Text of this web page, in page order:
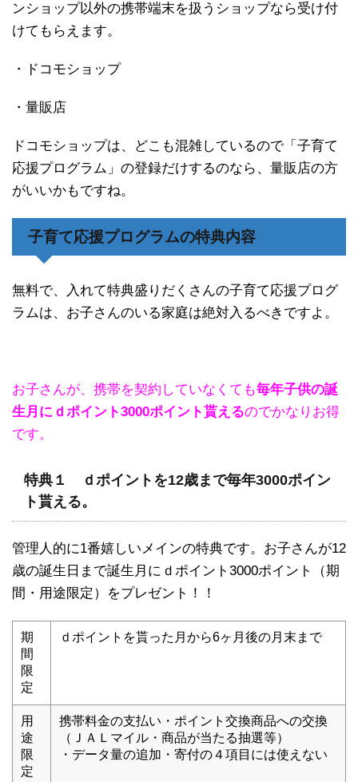
ンショップ以外の携帯端末を扱うショップなら受け付
けてもらえます。
・ドコモショップ
・量販店
ドコモショップは、どこも混雑しているので「子育て
応援プログラム」の登録だけするのなら、量販店の方
がいいかもですね。
子育て応援プログラムの特典内容
無料で、入れて特典盛りだくさんの子育て応援プログ
ラムは、お子さんのいる家庭は絶対入るべきですよ。
お子さんが、携帯を契約していなくても毎年子供の誕
生月にｄポイント3000ポイント貰えるのでかなりお得
です。
特典１ ｄポイントを12歳まで毎年3000ポイン
ト貰える。
管理人的に1番嬉しいメインの特典です。お子さんが12
歳の誕生日まで誕生月にｄポイント3000ポイント（期
間・用途限定）をプレゼント！！
期
間
限
定
ｄポイントを貰った月から6ヶ月後の月末まで
用
途
限
定
携帯料金の支払い・ポイント交換商品への交換
（ＪＡＬマイル・商品が当たる抽選等）
・データ量の追加・寄付の４項目には使えない